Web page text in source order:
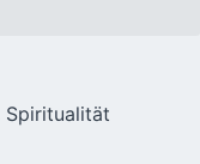
Spiritualität